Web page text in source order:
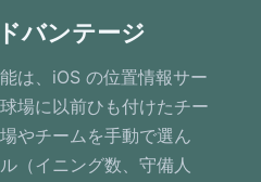
バンテージ
は、iOS の位置情報サー
場に以前ひも付けたチー
やチームを手動で選ん
（イニング数、守備人